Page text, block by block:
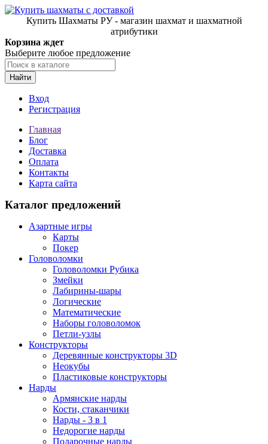
Купить Шахматы РУ - магазин шахмат и шахматной
атрибутики
Корзина ждет
Выберите любое предложение
Найти
Вход
Регистрация
Главная
Блог
Доставка
Оплата
Контакты
Карта сайта
Каталог предложений
Азартные игры
Карты
Покер
Головоломки
Головоломки Рубика
Змейки
Лабирины-шары
Логические
Математические
Наборы головоломок
Петли-узлы
Конструкторы
Деревянные конструкторы 3D
Неокубы
Пластиковые конструкторы
Нарды
Армянские нарды
Кости, стаканчики
Нарды - 3 в 1
Недорогие нарды
Подарочные нарды